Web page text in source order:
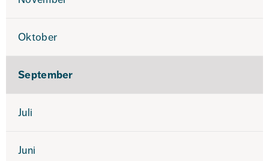
Oktober
September
Juli
Juni